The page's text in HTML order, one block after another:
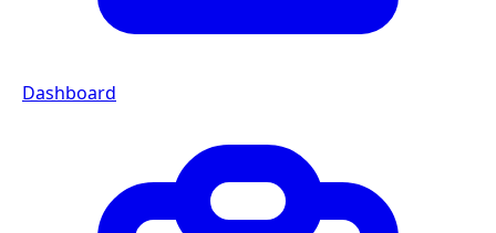
Dashboard